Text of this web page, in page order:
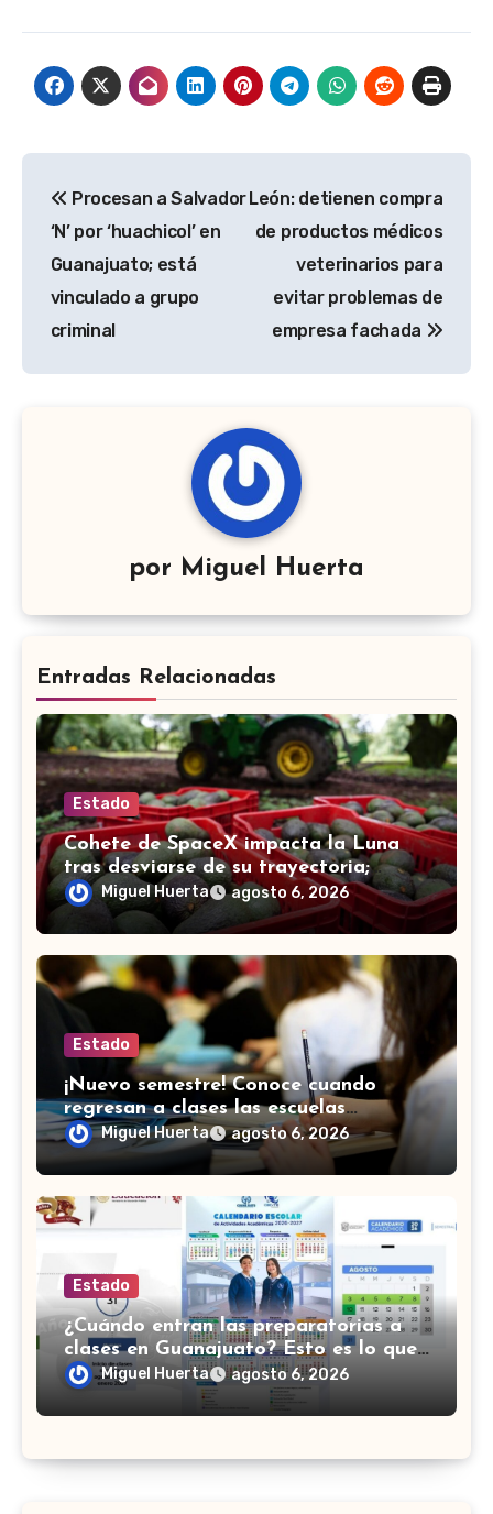
de
entradas
Procesan a Salvador
‘N’ por ‘huachicol’ en
Guanajuato; está
vinculado a grupo
criminal
León: detienen compra
de productos médicos
veterinarios para
evitar problemas de
empresa fachada
por Miguel Huerta
Entradas Relacionadas
Estado
Cohete de SpaceX impacta la Luna
tras desviarse de su trayectoria;
científicos confirman el choque
Miguel Huerta agosto 6, 2026
Estado
¡Nuevo semestre! Conoce cuando
regresan a clases las escuelas
normales en Guanajuato
Miguel Huerta agosto 6, 2026
Estado
¿Cuándo entran las preparatorias a
clases en Guanajuato? Esto es lo que
se sabeMiguel Huerta agosto 6, 2026